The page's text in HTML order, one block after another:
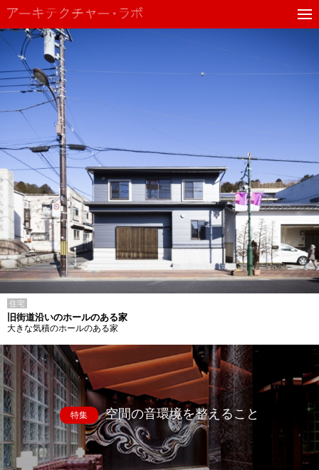
住宅
旧街道沿いのホールのある家
大きな気積のホールのある家
特集 空間の音環境を整えること